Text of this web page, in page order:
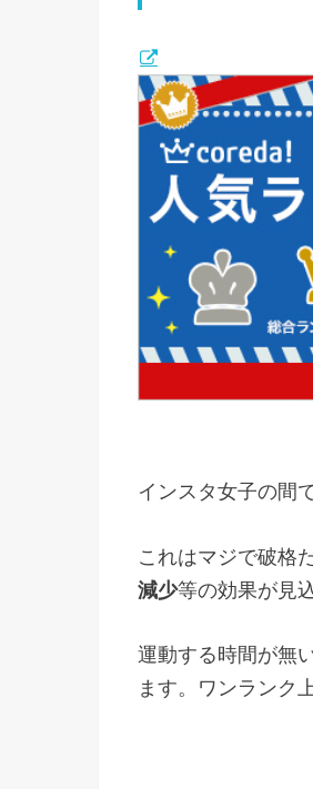
インスタ女子の間
これはマジで破格
減少等の効果が見
運動する時間が無
ます。ワンランク